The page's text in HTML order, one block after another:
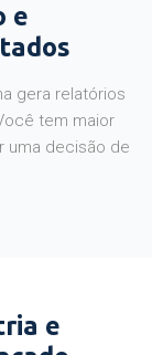
e
gera relatórios
tem maior
uma decisão de
e